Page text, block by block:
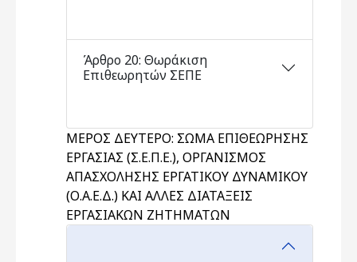
Άρθρο 20: Θωράκιση
Επιθεωρητών ΣΕΠΕ
ΜΕΡΟΣ ΔΕΥΤΕΡΟ: ΣΩΜΑ ΕΠΙΘΕΩΡΗΣΗΣ
ΕΡΓΑΣΙΑΣ (Σ.Ε.Π.Ε.), ΟΡΓΑΝΙΣΜΟΣ
ΑΠΑΣΧΟΛΗΣΗΣ ΕΡΓΑΤΙΚΟΥ ΔΥΝΑΜΙΚΟΥ
(Ο.Α.Ε.Δ.) ΚΑΙ ΑΛΛΕΣ ΔΙΑΤΑΞΕΙΣ
ΕΡΓΑΣΙΑΚΩΝ ΖΗΤΗΜΑΤΩΝ